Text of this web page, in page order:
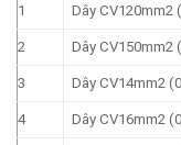
1 Dây CV120mm2
2 Dây CV150mm2
3 Dây CV14mm2
4 Dây CV16mm2